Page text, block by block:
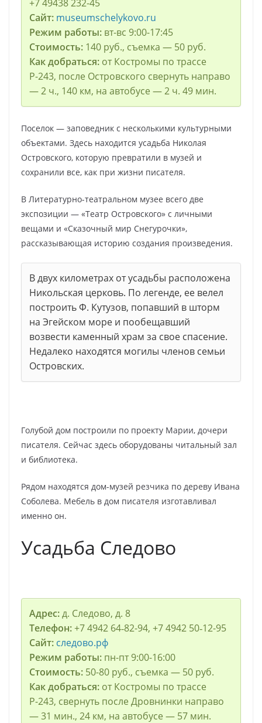
+7 49438 232-45
Сайт:museumschelykovo.ru
Режим работы:вт-вс 9:00-17:45
Стоимость:140 руб., съемка — 50 руб.
Как добраться:от Костромы по трассе
Р-243, после Островского свернуть направо
— 2 ч., 140 км, на автобусе — 2 ч. 49 мин.
Поселок — заповедник с несколькими культурными
объектами. Здесь находится усадьба Николая
Островского, которую превратили в музей и
сохранили все, как при жизни писателя.
В Литературно-театральном музее всего две
экспозиции — «Театр Островского» с личными
вещами и «Сказочный мир Снегурочки»,
рассказывающая историю создания произведения.
В двух километрах от усадьбы расположена
Никольская церковь. По легенде, ее велел
построить Ф. Кутузов, попавший в шторм
на Эгейском море и пообещавший
возвести каменный храм за свое спасение.
Недалеко находятся могилы членов семьи
Островских.
Голубой дом построили по проекту Марии, дочери
писателя. Сейчас здесь оборудованы читальный зал
и библиотека.
Рядом находятся дом-музей резчика по дереву Ивана
Соболева. Мебель в дом писателя изготавливал
именно он.
Усадьба Следово
Адрес:д. Следово, д. 8
Телефон:+7 4942 64‑82-94, +7 4942 50‑12-95
Сайт:следово.рф
Режим работы:пн-пт 9:00-16:00
Стоимость:50-80 руб., съемка — 50 руб.
Как добраться:от Костромы по трассе
Р-243, свернуть после Дровнинки направо
— 31 мин., 24 км, на автобусе — 57 мин.